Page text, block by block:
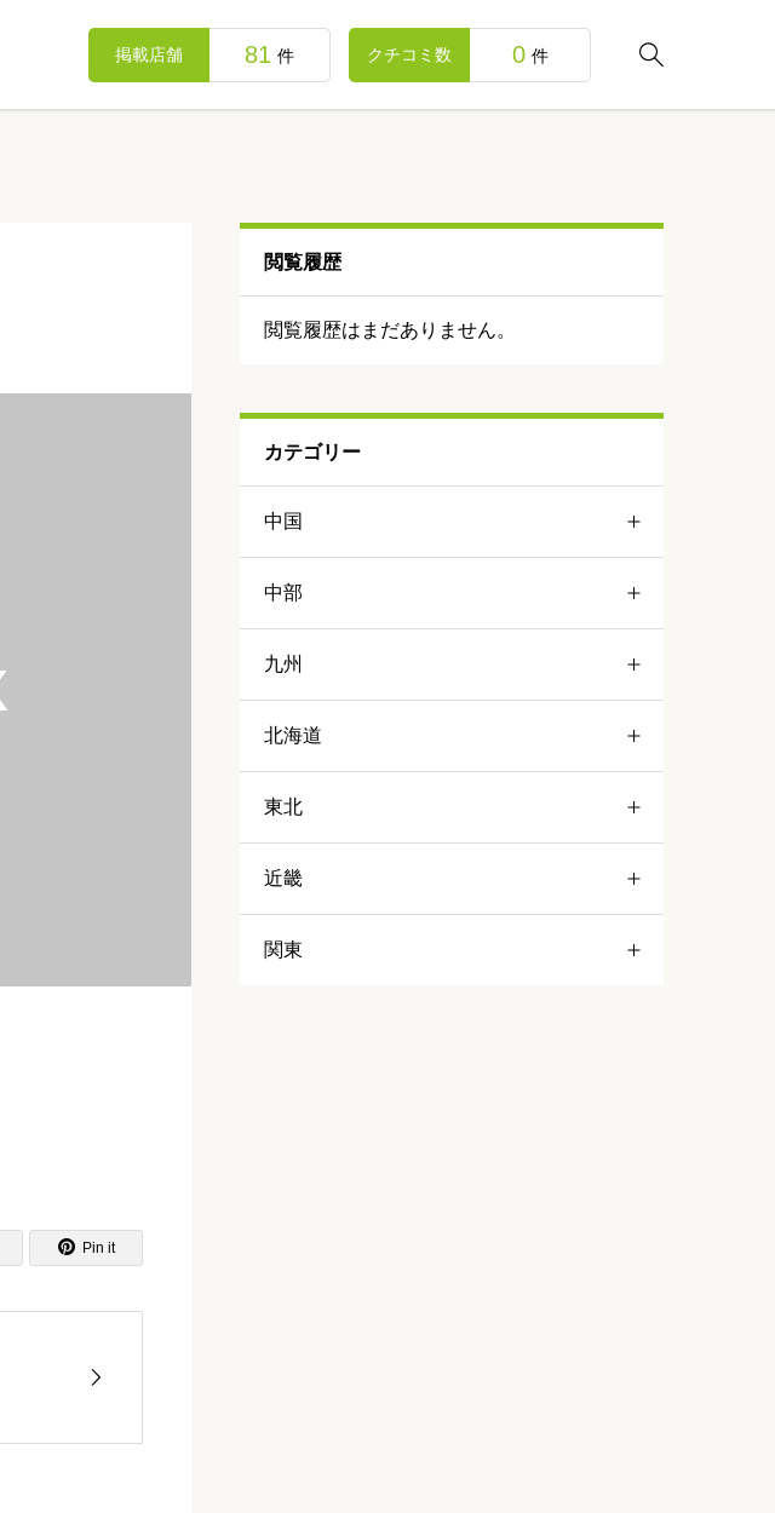

掲載店舗 81 件 クチコミ数 0 件
 Pin it
閲覧履歴
閲覧履歴はまだありません。
カテゴリー
中国
広島
中部
富山
岐阜
愛知
新潟
石川
九州
佐賀
大分
宮崎
沖縄
北海道
帯広市
札幌市
東北
宮城
仙台市太白区
近畿
和歌山
関東